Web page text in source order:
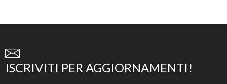
ISCRIVITI PER AGGIORNAMENTI!